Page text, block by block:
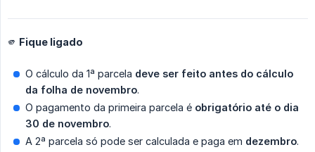
🫵 Fique ligado
O cálculo da 1ª parcela deve ser feito antes do cálculo
da folha de novembro.
O pagamento da primeira parcela é obrigatório até o dia
30 de novembro.
A 2ª parcela só pode ser calculada e paga em dezembro.